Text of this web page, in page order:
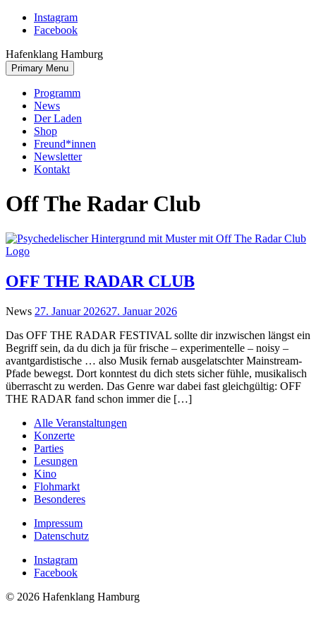
Skip
Instagram
Facebook
Hafenklang Hamburg
Primary Menu
Programm
News
Der Laden
Shop
Freund*innen
Newsletter
Kontakt
Off The Radar Club
OFF THE RADAR CLUB
News 27. Januar 202627. Januar 2026
Das OFF THE RADAR FESTIVAL sollte dir inzwischen längst ein
Begriff sein, da du dich ja für frische – experimentelle – noisy –
avantgardistische … also Musik fernab ausgelatschter Mainstream-
Pfade bewegst. Dort konntest du dich stets sicher fühle, musikalisch
überrascht zu werden. Das Genre war dabei fast gleichgültig: OFF
THE RADAR fand schon immer die […]
Alle Veranstaltungen
Konzerte
Parties
Lesungen
Kino
Flohmarkt
Besonderes
Impressum
Datenschutz
Instagram
Facebook
© 2026 Hafenklang Hamburg